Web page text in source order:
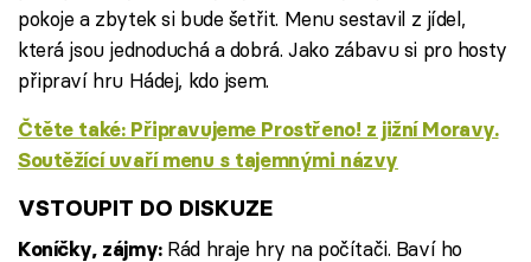
Sledujte nás
pokoje a zbytek si bude šetřit. Menu sestavil z jídel,
která jsou jednoduchá a dobrá. Jako zábavu si pro hosty
připraví hru Hádej, kdo jsem.
Čtěte také: Připravujeme Prostřeno! z jižní Moravy.
Soutěžící uvaří menu s tajemnými názvy
VSTOUPIT DO DISKUZE
Koníčky, zájmy:Rád hraje hry na počítači. Baví ho